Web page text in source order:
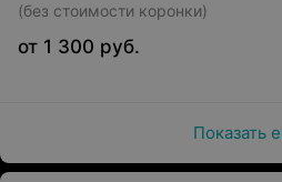
(без стоимости коронки)
от 1 300 руб.
Показать